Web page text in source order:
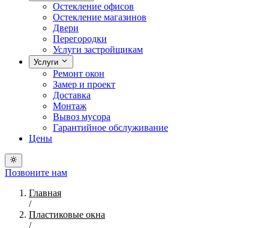
Остекление офисов
Остекление магазинов
Двери
Перегородки
Услуги застройщикам
Услуги
Ремонт окон
Замер и проект
Доставка
Монтаж
Вывоз мусора
Гарантийное обслуживание
Цены
Позвоните нам
Главная
/
Пластиковые окна
/